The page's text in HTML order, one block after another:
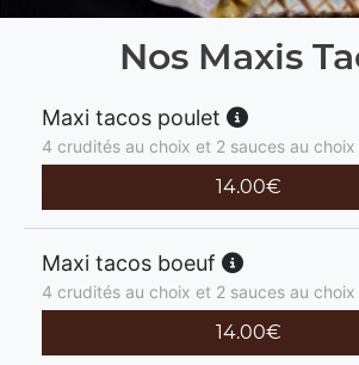
Nos Maxis
Maxi tacos poulet
4 crudités au choix et 2 sauces au choix
14.00€
Maxi tacos boeuf
4 crudités au choix et 2 sauces au choix
14.00€